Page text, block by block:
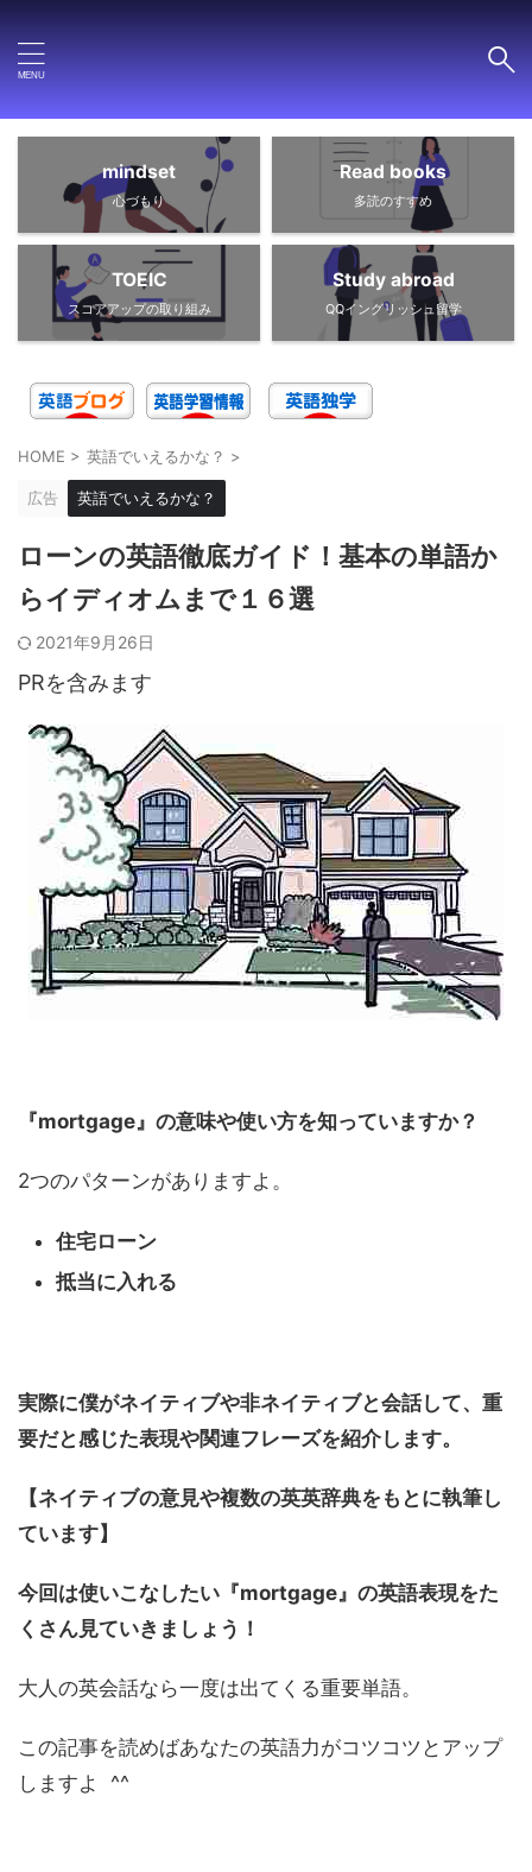
mindset
心づもり
Read books
多読のすすめ
TOEIC
スコアアップの取り組み
Study abroad
QQイングリッシュ留学
HOME > 英語でいえるかな？ >
広告 英語でいえるかな？
ローンの英語徹底ガイド！基本の単語か
らイディオムまで１６選
2021年9月26日
PRを含みます
『mortgage』の意味や使い方を知っていますか？
2つのパターンがありますよ。
住宅ローン
抵当に入れる
実際に僕がネイティブや非ネイティブと会話して、重
要だと感じた表現や関連フレーズを紹介します。
【ネイティブの意見や複数の英英辞典をもとに執筆し
ています】
今回は使いこなしたい『mortgage』 の英語表現をた
くさん見ていきましょう！
大人の英会話なら一度は出てくる重要単語。
この記事を読めばあなたの英語力がコツコツとアップ
しますよ ^^